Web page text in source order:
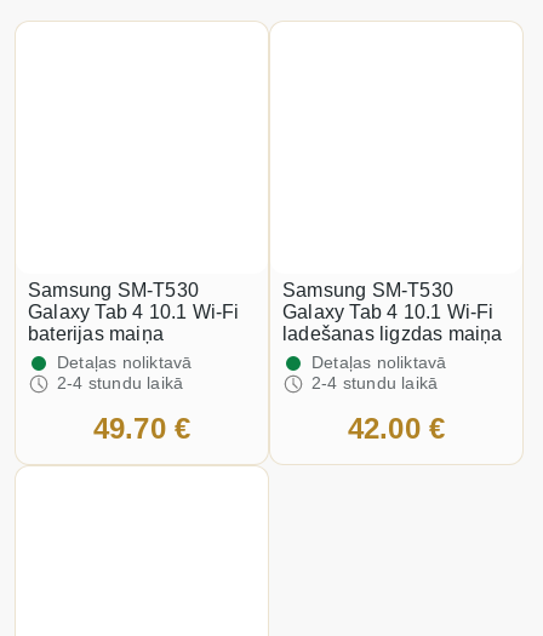
Samsung SM-T530
Galaxy Tab 4 10.1 Wi-Fi
baterijas maiņa
Detaļas noliktavā
2-4 stundu laikā
49.70 €
Samsung SM-T530
Galaxy Tab 4 10.1 Wi-Fi
ladešanas ligzdas maiņa
Detaļas noliktavā
2-4 stundu laikā
42.00 €